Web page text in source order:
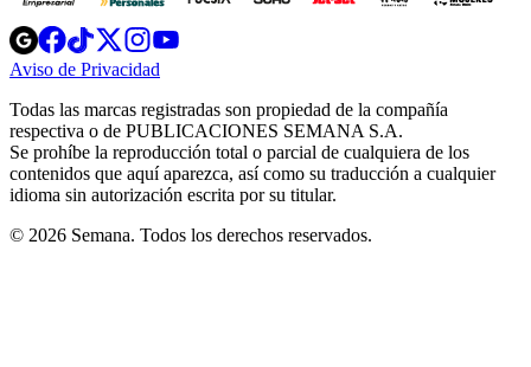
Opens
in
new
Opens
in
new
Opens
in
new
window
Opens
new
windowwindow
Aviso de Privacidad
new
window
Todas las marcas registradas son propiedad de la compañía
respectiva o de PUBLICACIONES SEMANA S.A.
Se prohíbe la reproducción total o parcial de cualquiera de los
contenidos que aquí aparezca, así como su traducción a cualquier
idioma sin autorización escrita por su titular.
© 2026 Semana. Todos los derechos reservados.